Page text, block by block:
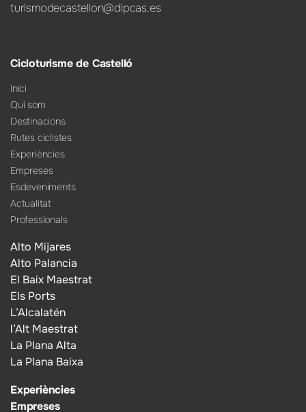
turismodecastellon@dipcas.es
Cicloturisme de Castelló
Inici
Qui som
Destinacions
Rutes ciclistes
Experiències
Empreses
Esdeveniments
Actualitat
Professionals
Alto Mijares
Alto Palancia
El Baix Maestrat
Els Ports
L’Alcalatén
l’Alt Maestrat
La Plana Alta
La Plana Baixa
Experiències
Empreses